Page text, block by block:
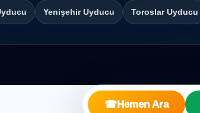
Yenişehir Uyducu Toroslar Uyducu
☎Hemen Ara